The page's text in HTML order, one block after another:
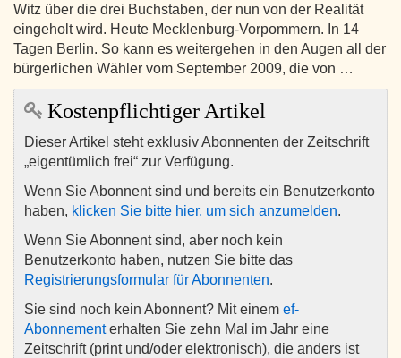
Witz über die drei Buchstaben, der nun von der Realität
eingeholt wird. Heute Mecklenburg-Vorpommern. In 14
Tagen Berlin. So kann es weitergehen in den Augen all der
bürgerlichen Wähler vom September 2009, die von …
Kostenpflichtiger Artikel
Dieser Artikel steht exklusiv Abonnenten der Zeitschrift
„eigentümlich frei“ zur Verfügung.
Wenn Sie Abonnent sind und bereits ein Benutzerkonto
haben, klicken Sie bitte hier, um sich anzumelden.
Wenn Sie Abonnent sind, aber noch kein
Benutzerkonto haben, nutzen Sie bitte das
Registrierungsformular für Abonnenten.
Sie sind noch kein Abonnent? Mit einem ef-
Abonnementerhalten Sie zehn Mal im Jahr eine
Zeitschrift (print und/oder elektronisch), die anders ist